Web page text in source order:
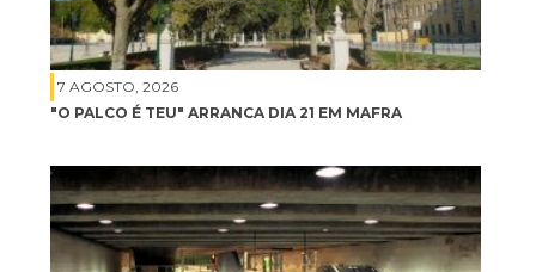
7 AGOSTO, 2026
"O PALCO É TEU" ARRANCA DIA 21 EM MAFRA